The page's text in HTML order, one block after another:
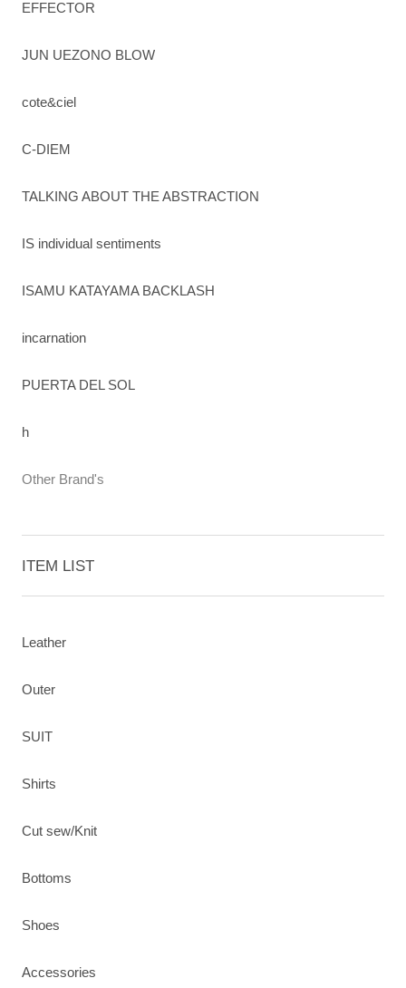
EFFECTOR
JUN UEZONO BLOW
cote&ciel
C-DIEM
TALKING ABOUT THE ABSTRACTION
IS individual sentiments
ISAMU KATAYAMA BACKLASH
incarnation
PUERTA DEL SOL
h
Other Brand's
ITEM LIST
Leather
Outer
SUIT
Shirts
Cut sew/Knit
Bottoms
Shoes
Accessories